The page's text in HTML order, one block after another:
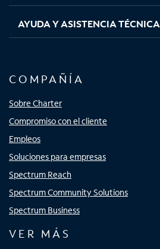
AYUDA Y ASISTENCIA TÉCNICA
COMPAÑÍA
Sobre Charter
Compromiso con el cliente
Empleos
Soluciones para empresas
Spectrum Reach
Spectrum Community Solutions
Spectrum Business
VER MÁS